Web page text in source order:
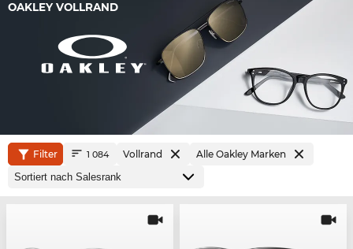
OAKLEY VOLLRAND
Filter 1 084 Vollrand Alle Oakley Marken